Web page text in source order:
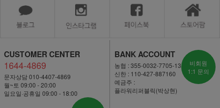
CUSTOMER CENTER
1644-4869
문자상담 010-4407-4869
월~토 09:00 - 20:00
일요일·공휴일 09:00 - 18:00
BANK ACCOUNT
농협 : 355-0032-7705-13
신한 : 110-427-887160
예금주 :
플라워리퍼블릭(박상현)
비회원
1:1 문의